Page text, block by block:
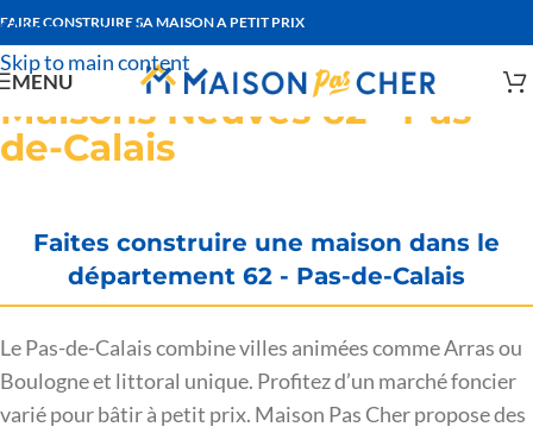
Skip to navigation
Skip to main content
FAIRE CONSTRUIRE SA MAISON A PETIT PRIX
MENU
Maisons Neuves 62 - Pas-
de-Calais
Faites construire une maison dans le
département 62 - Pas-de-Calais
Le Pas-de-Calais combine villes animées comme Arras ou
Boulogne et littoral unique. Profitez d’un marché foncier
varié pour bâtir à petit prix. Maison Pas Cher propose des